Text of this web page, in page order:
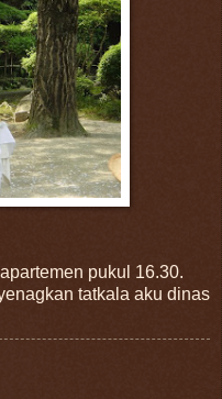
pukul 16.30.
tatkala aku dinas